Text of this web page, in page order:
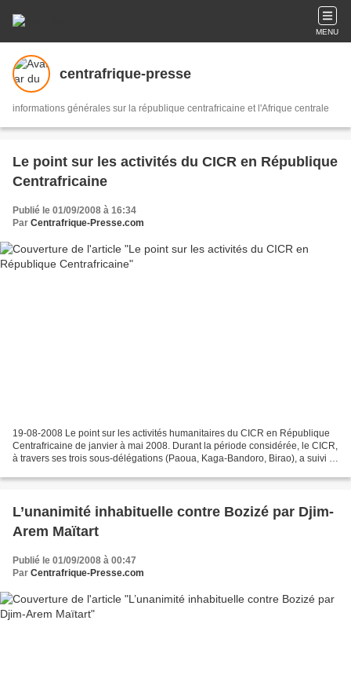
MENU
centrafrique-presse
informations générales sur la république centrafricaine et l'Afrique centrale
Le point sur les activités du CICR en République
Centrafricaine
Publié le 01/09/2008 à 16:34
Par Centrafrique-Presse.com
19-08-2008 Le point sur les activités humanitaires du CICR en République
Centrafricaine de janvier à mai 2008. Durant la période considérée, le CICR,
à travers ses trois sous-délégations (Paoua, Kaga-Bandoro, Birao), a suivi la
L’unanimité inhabituelle contre Bozizé par Djim-
Arem Maïtart
Publié le 01/09/2008 à 00:47
Par Centrafrique-Presse.com